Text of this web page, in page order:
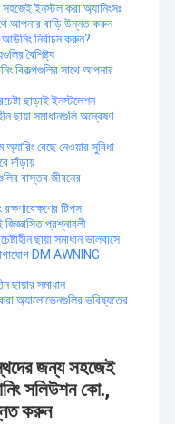
ইনস্টল করা অ্যানিংসঃ
আপনার বাড়ি উন্নত করুন
নির্বাচন করুন?
বৈশিষ্ট্য
বিকল্পগুলির সাথে আপনার
ছাড়াই ইনস্টলেশন
ছায়া সমাধানগুলি অন্বেষণ
বেছে নেওয়ার সুবিধা
দাঁড়ায়
বাস্তব জীবনের
টিপস
প্রশ্নাবলী
ছায়া সমাধান ভালবাসে
DM AWNING
ছায়ার সমাধান
অ্যালোভেনগুলির ভবিষ্যতের
জন্য সহজেই
সলিউশন কো.,
করুন